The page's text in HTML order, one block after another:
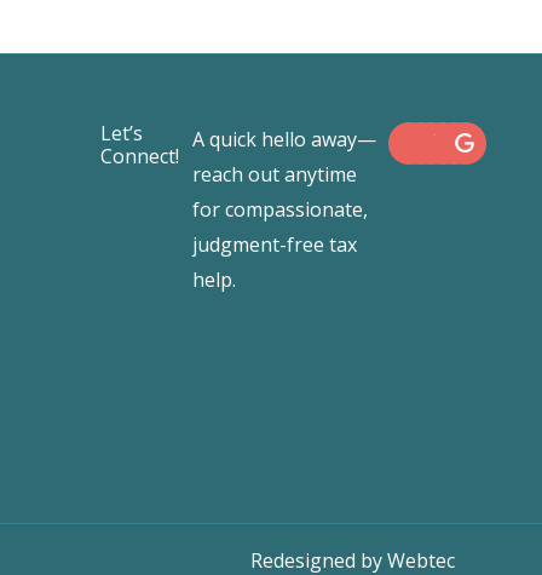
Let’s
Connect!
A quick hello away—
reach out anytime
for compassionate,
judgment-free tax
help.
F
c
X
t
I
s
L
n
Redesigned by Webtec